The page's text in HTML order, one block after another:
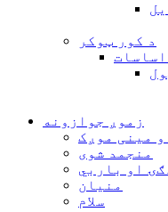
د کور ټوکر
زموږ جوازونه
مینی موږک
منجمد شوی
او باربي
منیان
سلام